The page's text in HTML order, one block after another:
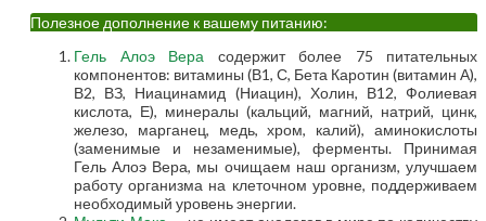
Полезное дополнение к вашему питанию:
Гель Алоэ Вера содержит более 75 питательных
компонентов: витамины (В1, С, Бета Каротин (витамин А),
В2, ВЗ, Ниацинамид (Ниацин), Холин, В12, Фолиевая
кислота, Е), минералы (кальций, магний, натрий, цинк,
железо, марганец, медь, хром, калий), аминокислоты
(заменимые и незаменимые), ферменты. Принимая
Гель Алоэ Вера, мы очищаем наш организм, улучшаем
работу организма на клеточном уровне, поддерживаем
необходимый уровень энергии.